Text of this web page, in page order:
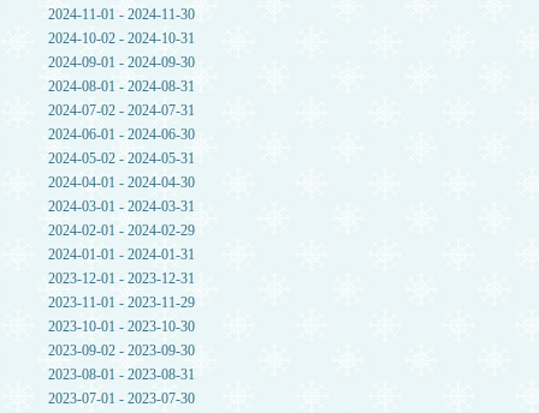
2024-11-01 - 2024-11-30
2024-10-02 - 2024-10-31
2024-09-01 - 2024-09-30
2024-08-01 - 2024-08-31
2024-07-02 - 2024-07-31
2024-06-01 - 2024-06-30
2024-05-02 - 2024-05-31
2024-04-01 - 2024-04-30
2024-03-01 - 2024-03-31
2024-02-01 - 2024-02-29
2024-01-01 - 2024-01-31
2023-12-01 - 2023-12-31
2023-11-01 - 2023-11-29
2023-10-01 - 2023-10-30
2023-09-02 - 2023-09-30
2023-08-01 - 2023-08-31
2023-07-01 - 2023-07-30